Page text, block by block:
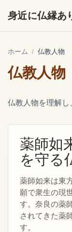
身近に仏縁あ
ホーム / 仏教人物
仏教人物
仏教人物を理解し
薬師如
を守る
薬師如来は東
願で衆生の現
す。奈良の薬
されてきた薬
す。